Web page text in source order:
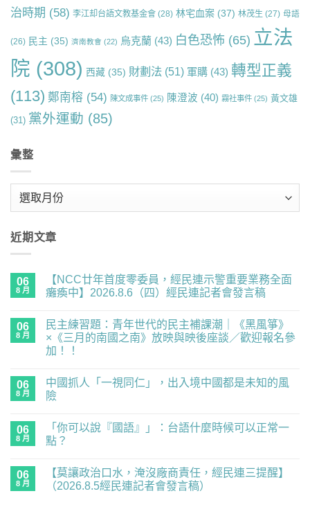
治時期 (58) 李江却台語文教基金會 (28) 林宅血案 (37) 林茂生 (27) 母語
(26) 民主 (35) 濟南教會 (22) 烏克蘭 (43) 白色恐怖 (65) 立法
院 (308) 西藏 (35) 財劃法 (51) 軍購 (43) 轉型正義
(113) 鄭南榕 (54) 陳文成事件 (25) 陳澄波 (40) 霧社事件 (25) 黃文雄
(31) 黨外運動 (85)
彙整
近期文章
06
8 月
【NCC廿年首度零委員，經民連示警重要業務全面
癱瘓中】2026.8.6（四）經民連記者會發言稿
廿
首
度
員，
經
民
要
留
言
06
8 月
民主練習題：青年世代的民主補課潮｜《黑風箏》
×《三月的南國之南》放映與映後座談／歡迎報名參
加！！
主
練
習
世
代
留
言
06
8 月
中國抓人「一視同仁」，出入境中國都是未知的風
險
抓
人
仁」，
言
06
8 月
「你可以說『國語』」：台語什麼時候可以正常一
點？
06
8 月
【莫讓政治口水，淹沒廠商責任，經民連三提醒】
（2026.8.5經民連記者會發言稿）